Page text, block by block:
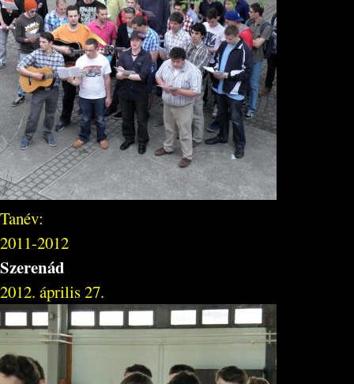
Tanév:
2011-2012
Szerenád
2012. április 27.